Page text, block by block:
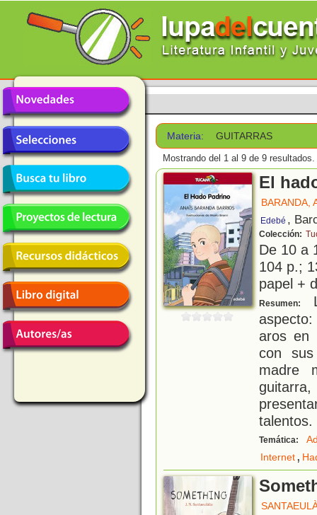
Materia: GUITARRAS
Mostrando del 1 al 9 de 9 resultados.
El
BARANDA,
Edebé ,
Colección:
De 10 a
104 p.;
papel +
Resumen:
aros en
con
madre
talentos.
Temática:
Internet,